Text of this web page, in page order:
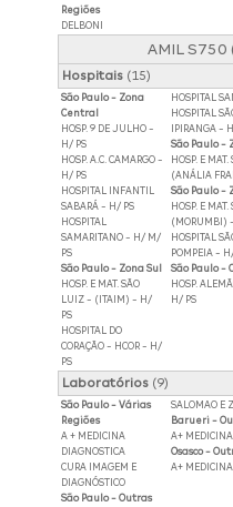
Regiões
DELBONI
AMIL S750
Hospitais(15)
São Paulo - Zona
Central
HOSP. 9 DE JULHO -
H/ PS
HOSP. A.C. CAMARGO -
H/ PS
HOSPITAL INFANTIL
SABARÁ - H/ PS
HOSPITAL
SAMARITANO - H/ M/
PS
São Paulo - Zona Sul
HOSP. E MAT. SÃO
LUIZ - (ITAIM) - H/
PS
HOSPITAL DO
CORAÇÃO - HCOR - H/
PS
HOSPITAL
HOSPITAL
IPIRANGA -
São Paulo -
HOSP. E
(ANÁLIA
São Paulo -
HOSP. E
(MORUMBI)
HOSPITAL
POMPEIA -
São Paulo -
HOSP.
H/ PS
Laboratórios(9)
São Paulo - Várias
Regiões
A + MEDICINA
DIAGNOSTICA
CURA IMAGEM E
DIAGNÓSTICO
São Paulo - Outras
SALOMAO E
Barueri -
A+
Osasco -
A+